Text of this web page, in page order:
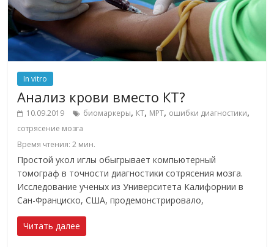
In vitro
Анализ крови вместо КТ?
10.09.2019 биомаркеры, КТ, МРТ, ошибки диагностики,
сотрясение мозга
Время чтения:2 мин.
Простой укол иглы обыгрывает компьютерный
томограф в точности диагностики сотрясения мозга.
Исследование ученых из Университета Калифорнии в
Сан-Франциско, США, продемонстрировало,
Читать далее